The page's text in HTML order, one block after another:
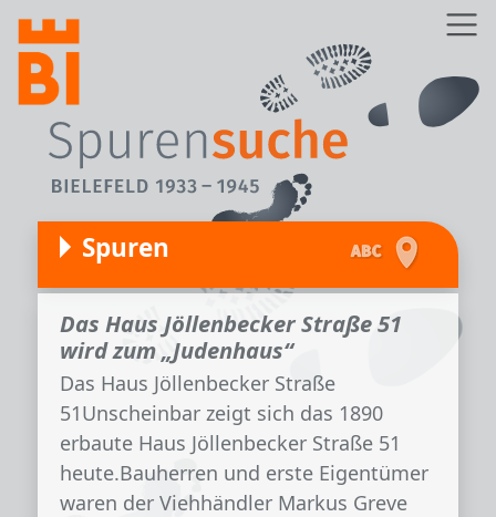
Direkt zum Inhalt
Spuren
Das Haus Jöllenbecker Straße 51
wird zum „Judenhaus“
Das Haus Jöllenbecker Straße
51Unscheinbar zeigt sich das 1890
erbaute Haus Jöllenbecker Straße 51
heute.Bauherren und erste Eigentümer
waren der Viehhändler Markus Greve